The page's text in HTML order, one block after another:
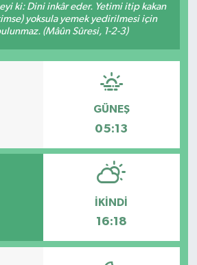
ki: Dini inkâr eder. Yetimi itip kakan
yoksula yemek yedirilmesi için
(Mâûn Sûresi, 1-2-3)
GÜNEŞ
05:13
İKINDI
16:18